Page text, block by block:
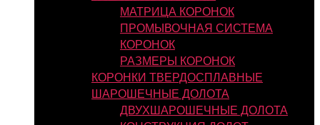
МАТРИЦА КОРОНОК
ПРОМЫВОЧНАЯ СИСТЕМА
КОРОНОК
РАЗМЕРЫ КОРОНОК
КОРОНКИ ТВЕРДОСПЛАВНЫЕ
ШАРОШЕЧНЫЕ ДОЛОТА
ДВУХШАРОШЕЧНЫЕ ДОЛОТА